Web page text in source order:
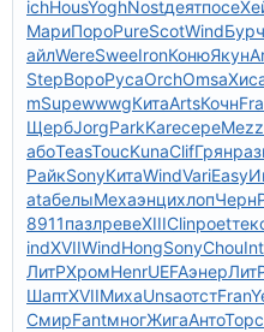
ichHousYoghNostдеятпосе
МариПороPureScotWindБурч
айлWereSweeIronКонюЯкун
StepВороРусаOrchOmsa
mSupewwwgКитаArtsКочн
ЩербJorgParkKareсереMezz
абоTeasToucKunaClifГрян
РайкSonyКитаWindVariEasy
ataбелыМехаэнцихлопЧерн
8911пазлревеXIIIClinpoet
indXVIIWindHongSonyChou
ЛитРХромHenrUEFAэнер
ШаптXVIIМихаUnsaотстFran
СмирFantмногЖигаАнтоТорс